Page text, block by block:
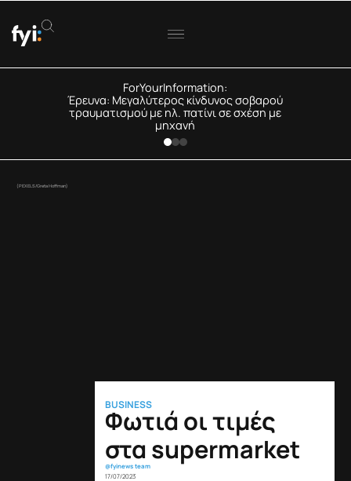
ForYourInformation:
Έρευνα: Μεγαλύτερος κίνδυνος σοβαρού
τραυματισμού με ηλ. πατίνι σε σχέση με
μηχανή
(PEXELS/Greta Hoffman)
BUSINESS
Φωτιά οι τιμές
στα supermarket
@fyinews team
17/07/2023